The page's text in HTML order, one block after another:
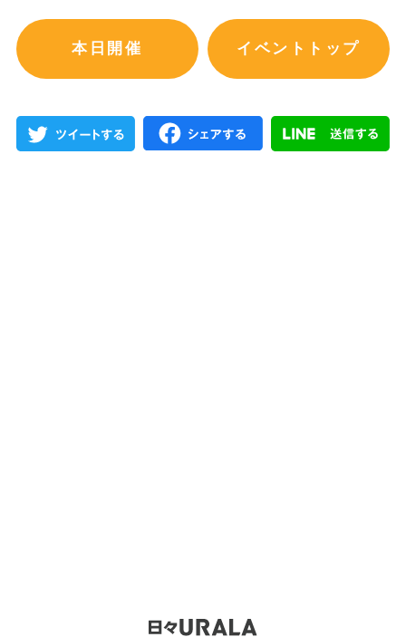
本日開催 イベントトップ